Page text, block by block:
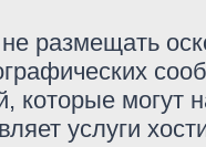
размещать
которые могут
услуги